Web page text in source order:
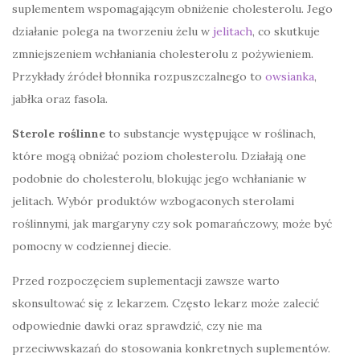
suplementem wspomagającym obniżenie cholesterolu. Jego
działanie polega na tworzeniu żelu w jelitach, co skutkuje
zmniejszeniem wchłaniania cholesterolu z pożywieniem.
Przykłady źródeł błonnika rozpuszczalnego to owsianka,
jabłka oraz fasola.
Sterole roślinne to substancje występujące w roślinach,
które mogą obniżać poziom cholesterolu. Działają one
podobnie do cholesterolu, blokując jego wchłanianie w
jelitach. Wybór produktów wzbogaconych sterolami
roślinnymi, jak margaryny czy sok pomarańczowy, może być
pomocny w codziennej diecie.
Przed rozpoczęciem suplementacji zawsze warto
skonsultować się z lekarzem. Często lekarz może zalecić
odpowiednie dawki oraz sprawdzić, czy nie ma
przeciwwskazań do stosowania konkretnych suplementów.